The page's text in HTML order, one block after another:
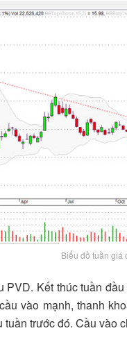
Biểu đồ tuần giá
PVD. Kết thúc tuần
vào mạnh, thanh
trước đó. Cầu vào